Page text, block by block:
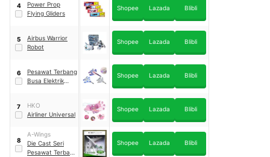
4
Power Prop
Flying Gliders
Shopee Lazada Blibli
5
Airbus Warrior
Robot
Shopee Lazada Blibli
6
Pesawat Terbang
Busa Elektrik
Shopee Lazada Blibli
7
HKO
Airliner Universal
Shopee Lazada Blibli
8
A-Wings
Die Cast Seri
Pesawat Terbang
Shopee Lazada Blibli